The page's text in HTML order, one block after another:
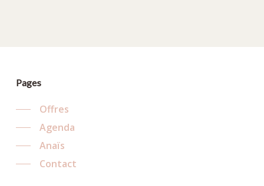
Pages
Offres
Agenda
Anaïs
Contact